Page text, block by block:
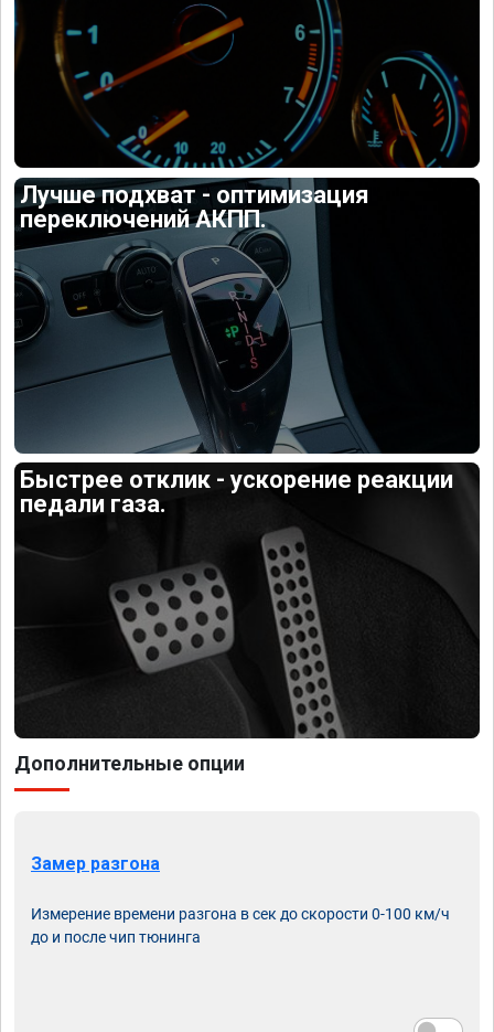
Лучше подхват - оптимизация
переключений АКПП.
Быстрее отклик - ускорение реакции
педали газа.
Дополнительные опции
Замер разгона
Измерение времени разгона в сек до скорости 0-100 км/ч
до и после чип тюнинга